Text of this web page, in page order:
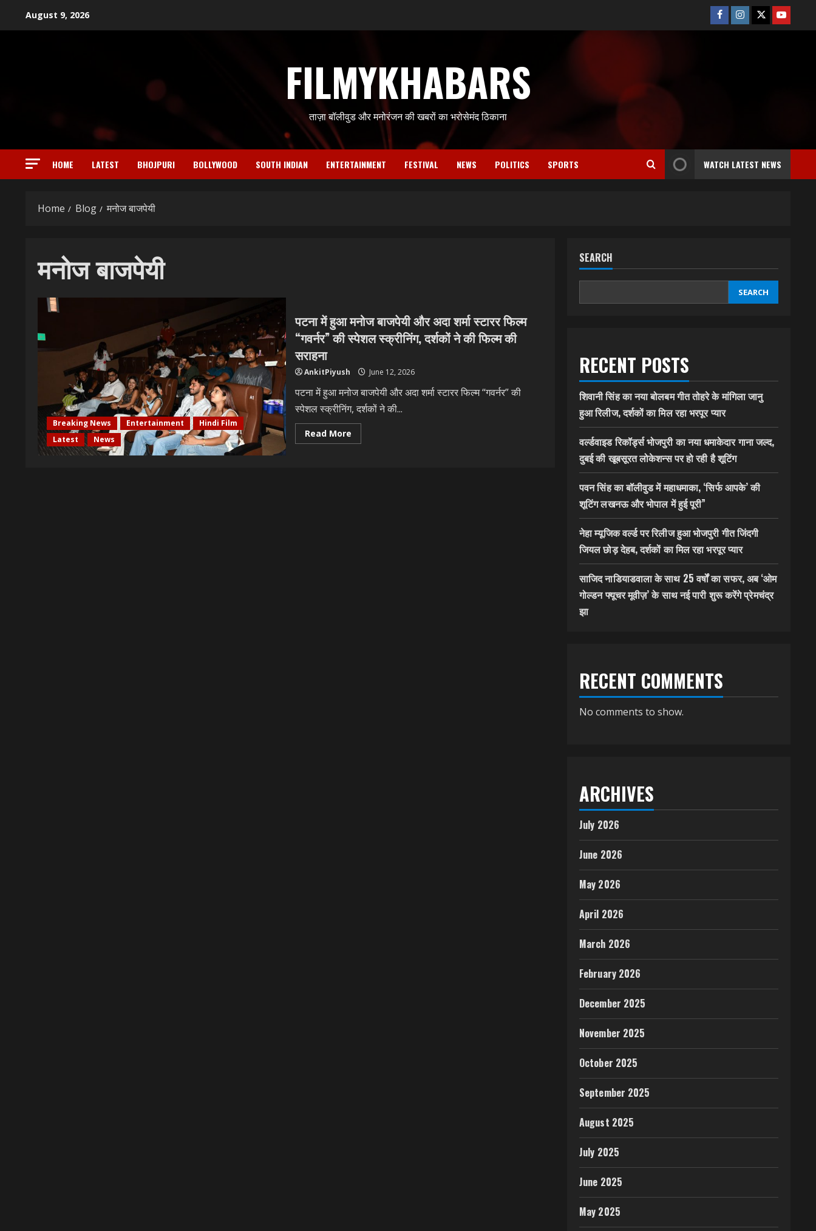
August 9, 2026 Facebook
Instagram
TwitterYoutube
FILMYKHABARS
ताज़ा बॉलीवुड और मनोरंजन की खबरों का भरोसेमंद ठिकाना
HOME LATEST BHOJPURI BOLLYWOOD SOUTH INDIAN ENTERTAINMENT FESTIVAL NEWS POLITICS SPORTS WATCH LATEST NEWS
Home Blog मनोज बाजपेयी
मनोज बाजपेयी
Breaking News Entertainment
Hindi Film
Latest
News
पटना में हुआ मनोज बाजपेयी और अदा शर्मा स्टारर फिल्म
“गवर्नर” की स्पेशल स्क्रीनिंग, दर्शकों ने की फिल्म की
सराहना
AnkitPiyush June 12, 2026
पटना में हुआ मनोज बाजपेयी और अदा शर्मा स्टारर फिल्म “गवर्नर” की
स्पेशल स्क्रीनिंग, दर्शकों ने की...
Read MoreRead
more
SEARCH
SEARCH
RECENT POSTS
शिवानी सिंह का नया बोलबम गीत तोहरे के मांगिला जानु
हुआ रिलीज, दर्शकों का मिल रहा भरपूर प्यार
वर्ल्डवाइड रिकॉर्ड्स भोजपुरी का नया धमाकेदार गाना जल्द,
दुबई की खूबसूरत लोकेशन्स पर हो रही है शूटिंग
पवन सिंह का बॉलीवुड में महाधमाका, ‘सिर्फ आपके’ की
शूटिंग लखनऊ और भोपाल में हुई पूरी”
नेहा म्यूजिक वर्ल्ड पर रिलीज हुआ भोजपुरी गीत जिंदगी
जियल छोड़ देहब, दर्शकों का मिल रहा भरपूर प्यार
साजिद नाडियाडवाला के साथ 25 वर्षों का सफर, अब ‘ओम
गोल्डन फ्यूचर मूवीज़’ के साथ नई पारी शुरू करेंगे प्रेमचंद्र
झा
RECENT COMMENTS
No comments to show.
ARCHIVES
July 2026
June 2026
May 2026
April 2026
March 2026
February 2026
December 2025
November 2025
October 2025
September 2025
August 2025
July 2025
June 2025
May 2025